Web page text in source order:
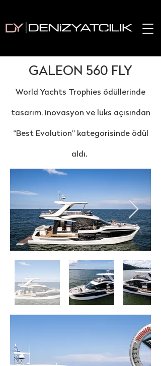
GALEON 560 FLY
World Yachts Trophies ödüllerinde
tasarım, inovasyon ve lüks açısından
“Best Evolution” kategorisinde ödül
aldı.